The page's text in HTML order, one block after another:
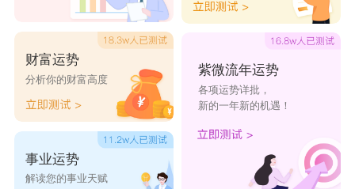
得严谨，只有年纪开始大起来，才开始认真寻找对
象，标准才会降低，必须是经过慎重的选择，会开
始担心结婚的事。
天秤座
：25岁
天秤座的选择是摇摆不定的，重视恋爱胜于婚
姻，在众多的选择中，身份极高的对象向你求婚的
机率很高，总是要斟酌上许久，若想求得好婚姻，
财富运势
分析你的财富高度
事业运势
解读您的事业天赋
紫微流年运势
各项运势详批，
新的一年新的机遇！